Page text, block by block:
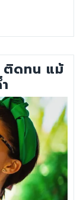
ติดทน แม้